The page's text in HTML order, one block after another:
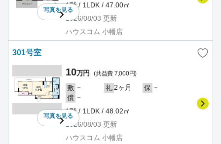
写真を見る
1階 / 1LDK / 47.00㎡
2026/08/03 更新
ハウスコム 小幡店
301号室
写真を見る
10万円 (共益費 7,000円)
敷 － 礼 2ヶ月 保 －
償 －
1階 / 1LDK / 48.02㎡
2026/08/03 更新
ハウスコム 小幡店